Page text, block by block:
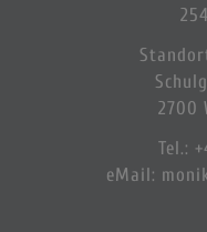
2700
Tel.:
eMail: